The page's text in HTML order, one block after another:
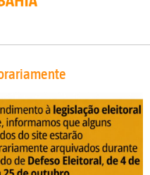
Acesso à informação
Canais